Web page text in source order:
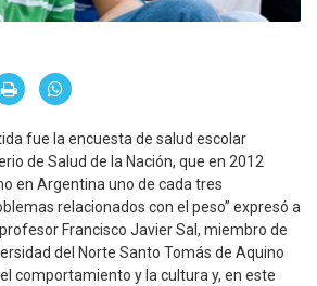
fue la encuesta de salud escolar
de Salud de la Nación, que en 2012
en Argentina uno de cada tres
relacionados con el peso” expresó a
Francisco Javier Sal, miembro de
del Norte Santo Tomás de Aquino
comportamiento y la cultura y, en este